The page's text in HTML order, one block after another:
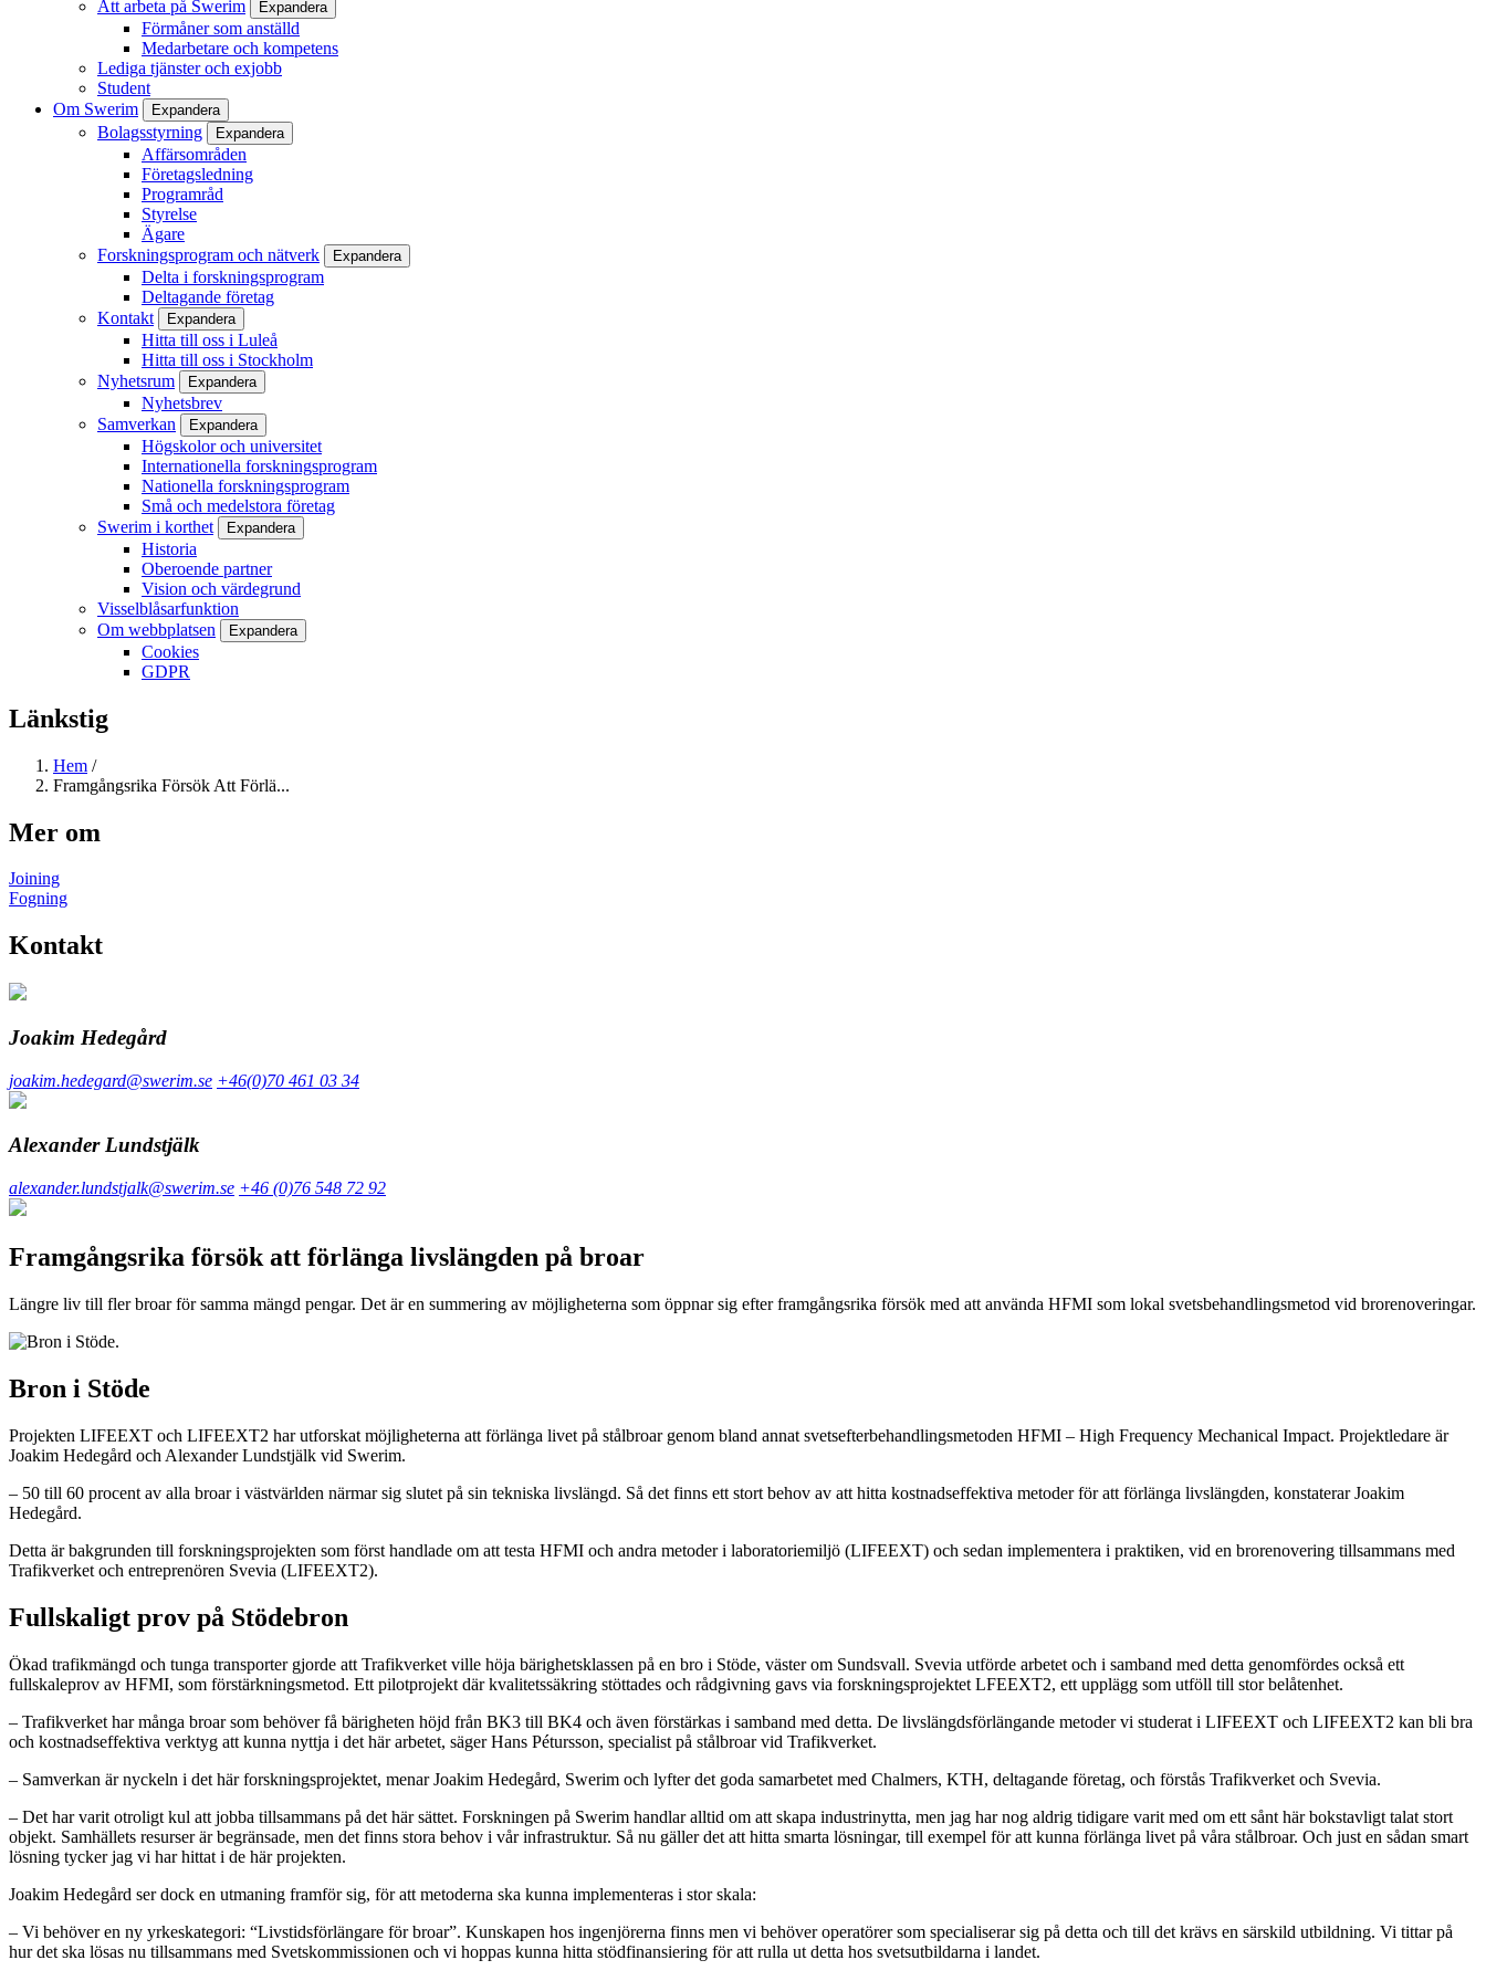
Att arbeta på Swerim Expandera
Förmåner som anställd
Medarbetare och kompetens
Lediga tjänster och exjobb
Student
Om Swerim
Expandera
Bolagsstyrning Expandera
Affärsområden
Företagsledning
Programråd
Styrelse
Ägare
Forskningsprogram och nätverk
Expandera
Delta i forskningsprogram
Deltagande företag
Kontakt
Expandera
Hitta till oss i Luleå
Hitta till oss i Stockholm
Nyhetsrum
Expandera
Nyhetsbrev
Samverkan
Expandera
Högskolor och universitet
Internationella forskningsprogram
Nationella forskningsprogram
Små och medelstora företag
Swerim i korthet
Expandera
Historia
Oberoende partner
Vision och värdegrund
Visselblåsarfunktion
Om webbplatsen
Expandera
Cookies
GDPR
Länkstig
Hem /
Framgångsrika Försök Att Förlä...
Mer om
Joining
Fogning
Kontakt
Joakim Hedegård
joakim.hedegard@swerim.se +46(0)70 461 03 34
Alexander Lundstjälk
alexander.lundstjalk@swerim.se +46 (0)76 548 72 92
Framgångsrika försök att förlänga livslängden på broar
Längre liv till fler broar för samma mängd pengar. Det är en summering av möjligheterna som öppnar sig efter framgångsrika försök med att använda HFMI som lokal svetsbehandlingsmetod vid brorenoveringar.
Bron i Stöde
Projekten LIFEEXT och LIFEEXT2 har utforskat möjligheterna att förlänga livet på stålbroar genom bland annat svetsefterbehandlingsmetoden HFMI – High Frequency Mechanical Impact. Projektledare är
Joakim Hedegård och Alexander Lundstjälk vid Swerim.
– 50 till 60 procent av alla broar i västvärlden närmar sig slutet på sin tekniska livslängd. Så det finns ett stort behov av att hitta kostnadseffektiva metoder för att förlänga livslängden, konstaterar Joakim
Hedegård.
Detta är bakgrunden till forskningsprojekten som först handlade om att testa HFMI och andra metoder i laboratoriemiljö (LIFEEXT) och sedan implementera i praktiken, vid en brorenovering tillsammans med
Trafikverket och entreprenören Svevia (LIFEEXT2).
Fullskaligt prov på Stödebron
Ökad trafikmängd och tunga transporter gjorde att Trafikverket ville höja bärighetsklassen på en bro i Stöde, väster om Sundsvall. Svevia utförde arbetet och i samband med detta genomfördes också ett
fullskaleprov av HFMI, som förstärkningsmetod. Ett pilotprojekt där kvalitetssäkring stöttades och rådgivning gavs via forskningsprojektet LFEEXT2, ett upplägg som utföll till stor belåtenhet.
– Trafikverket har många broar som behöver få bärigheten höjd från BK3 till BK4 och även förstärkas i samband med detta. De livslängdsförlängande metoder vi studerat i LIFEEXT och LIFEEXT2 kan bli bra
och kostnadseffektiva verktyg att kunna nyttja i det här arbetet, säger Hans Pétursson, specialist på stålbroar vid Trafikverket.
– Samverkan är nyckeln i det här forskningsprojektet, menar Joakim Hedegård, Swerim och lyfter det goda samarbetet med Chalmers, KTH, deltagande företag, och förstås Trafikverket och Svevia.
– Det har varit otroligt kul att jobba tillsammans på det här sättet. Forskningen på Swerim handlar alltid om att skapa industrinytta, men jag har nog aldrig tidigare varit med om ett sånt här bokstavligt talat stort
objekt. Samhällets resurser är begränsade, men det finns stora behov i vår infrastruktur. Så nu gäller det att hitta smarta lösningar, till exempel för att kunna förlänga livet på våra stålbroar. Och just en sådan smart
lösning tycker jag vi har hittat i de här projekten.
Joakim Hedegård ser dock en utmaning framför sig, för att metoderna ska kunna implementeras i stor skala:
– Vi behöver en ny yrkeskategori: “Livstidsförlängare för broar”. Kunskapen hos ingenjörerna finns men vi behöver operatörer som specialiserar sig på detta och till det krävs en särskild utbildning. Vi tittar på
hur det ska lösas nu tillsammans med Svetskommissionen och vi hoppas kunna hitta stödfinansiering för att rulla ut detta hos svetsutbildarna i landet.